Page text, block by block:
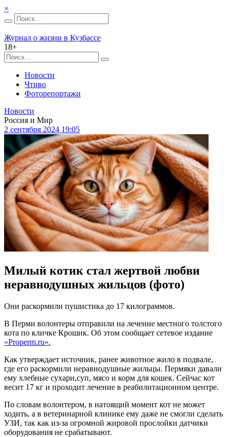
×
Журнал о жизни в Кузбассе
18+
Новости
Чтиво
Фоторепортажи
Новости
Россия и Мир
2 сентября 2024 19:05
Милый котик стал жертвой любви
неравнодушных жильцов (фото)
Они раскормили пушистика до 17 килограммов.
В Перми волонтеры отправили на лечение местного толстого
кота по кличке Крошик. Об этом сообщает сетевое издание
«Properm.ru».
Как утверждает источник, ранее животное жило в подвале,
где его раскормили неравнодушные жильцы. Пермяки давали
ему хлебные сухари,суп, мясо и корм для кошек. Сейчас кот
весит 17 кг и проходит лечение в реабилитационном центре.
По словам волонтером, в натоящий момент кот не может
ходить, а в ветеринарной клинике ему даже не смогли сделать
УЗИ, так как из-за огромной жировой прослойки датчики
оборудования не срабатывают.